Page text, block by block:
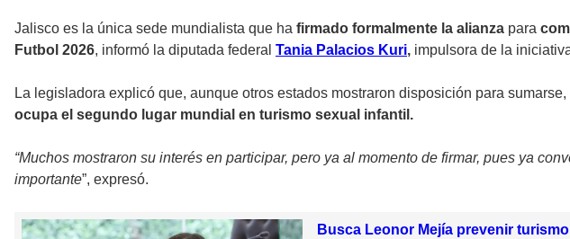
Jalisco es la única sede mundialista que ha firmado formalmente la alianza para
Futbol 2026, informó la diputada federal Tania Palacios Kuri, impulsora de la
La legisladora explicó que, aunque otros estados mostraron disposición para
ocupa el segundo lugar mundial en turismo sexual infantil.
“Muchos mostraron su interés en participar, pero ya al momento de firmar, pues ya
importante”, expresó.
Busca Leonor Mejía prevenir